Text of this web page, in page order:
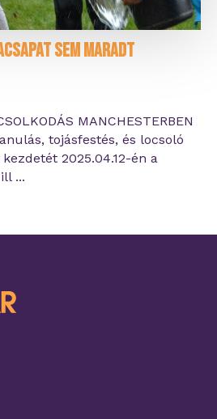
sem maradt
MANCHESTERBEN
tojásfestés, és locsoló
2025.04.12-én a
...